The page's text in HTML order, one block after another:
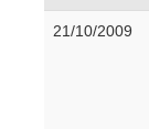
21/10/2009